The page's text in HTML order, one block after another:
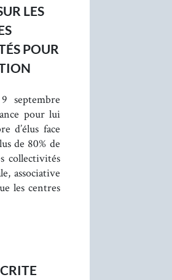
LES
POUR
septembre
pour lui
d’élus face
de 80% de
collectivités
associative
les centres